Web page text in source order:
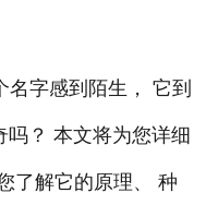
名字感到陌生， 它到
？ 本文将为您详细
了解它的原理、 种